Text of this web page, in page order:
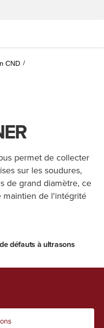
CND /
permet de collecter
sur les soudures,
de grand diamètre, ce
de l'intégrité
défauts à ultrasons